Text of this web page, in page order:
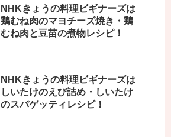
NHKきょうの料理ビギナーズは
鶏むね肉のマヨチーズ焼き・鶏
むね肉と豆苗の煮物レシピ！
NHKきょうの料理ビギナーズは
しいたけのえび詰め・しいたけ
のスパゲッティレシピ！